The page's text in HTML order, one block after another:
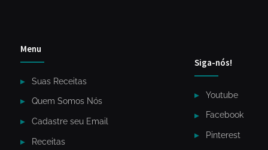
Menu
Suas Receitas
Quem Somos Nós
Cadastre seu Email
Receitas
Siga-nós!
Youtube
Facebook
Pinterest